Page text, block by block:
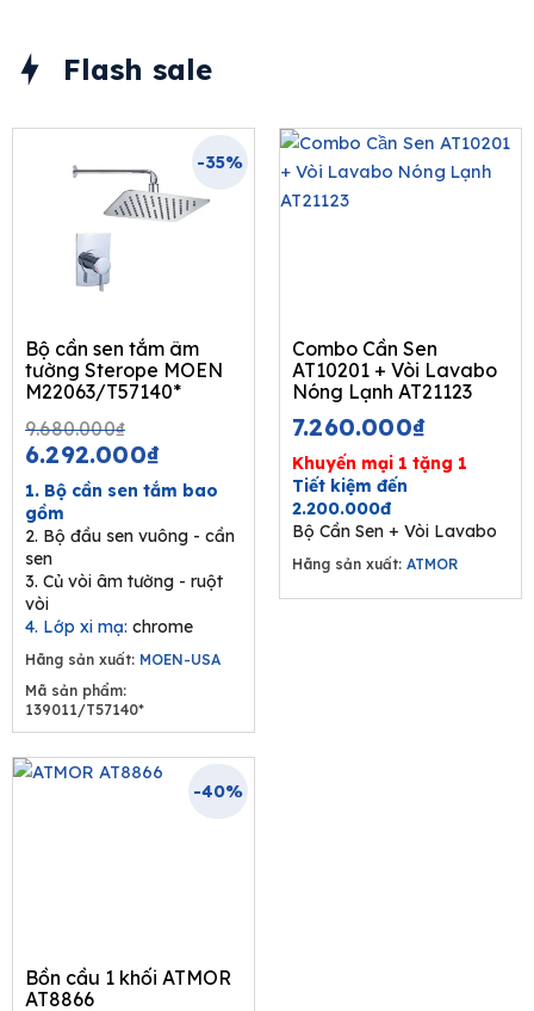
Flash sale
-35%
Bộ cần sen tắm âm
tường Sterope MOEN
M22063/T57140*
9.680.000₫Original
price
was:
9.680.000₫.
6.292.000₫price
is:
6.292.000₫.
1. Bộ cần sen tắm bao
gồm
2. Bộ đầu sen vuông - cần
sen
3. Củ vòi âm tường - ruột
vòi
4. Lớp xi mạ: chrome
Hãng sản xuất: MOEN-USA
Mã sản phẩm:
139011/T57140*
Combo Cần Sen
AT10201 + Vòi Lavabo
Nóng Lạnh AT21123
7.260.000₫
Khuyến mại 1 tặng 1
Tiết kiệm đến
2.200.000đ
Bộ Cần Sen + Vòi Lavabo
Hãng sản xuất: ATMOR
-40%
Bồn cầu 1 khối ATMOR
AT8866